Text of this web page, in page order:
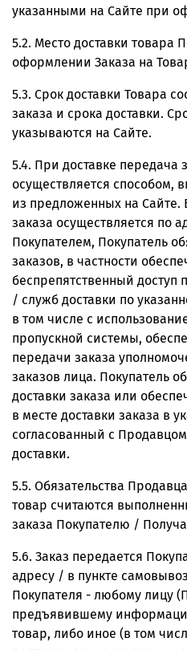
указанными на Сайте при
5.2. Место доставки товара
оформлении Заказа на
5.3. Срок доставки Товара
заказа и срока доставки.
указываются на Сайте.
5.4. При доставке передача
осуществляется способом,
из предложенных на Сайте.
заказа осуществляется по
Покупателем, Покупатель
заказов, в частности
беспрепятственный доступ
/ служб доставки по
в том числе с
пропускной системы,
передачи заказа
заказов лица. Покупатель
доставки заказа или
в месте доставки заказа в
согласованный с
доставки.
5.5. Обязательства
товар считаются
заказа Покупателю /
5.6. Заказ передается
адресу / в пункте
Покупателя - любому лицу
предъявившему
товар, либо иное (в том